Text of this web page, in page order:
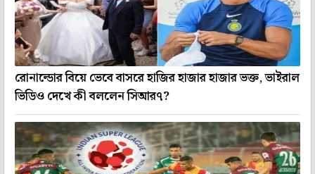
রোনাল্ডোর বিয়ে ভেবে বাসরে হাজির হাজার হাজার ভক্ত, ভাইরাল
ভিডিও দেখে কী বললেন সিআর৭?